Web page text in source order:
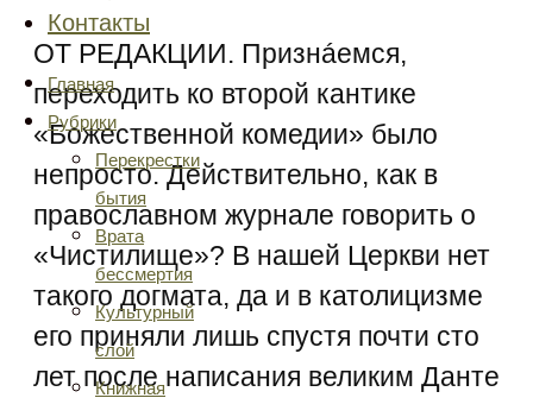
Контакты
Главная
Рубрики
Перекрестки
бытия
Врата
бессмертия
Культурный
слой
Книжная
ОТ РЕДАКЦИИ. Признáемся,
переходить ко второй кантике
«Божественной комедии» было
непросто. Действительно, как в
православном журнале говорить о
«Чистилище»? В нашей Церкви нет
такого догмата, да и в католицизме
его приняли лишь спустя почти сто
лет после написания великим Данте